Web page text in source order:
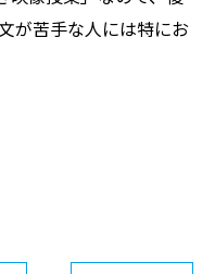
が苦手な人には特にお